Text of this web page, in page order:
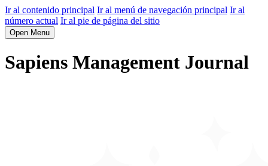
Ir al contenido principal Ir al menú de navegación principal Ir al
número actual Ir al pie de página del sitio
Open Menu
Sapiens Management Journal